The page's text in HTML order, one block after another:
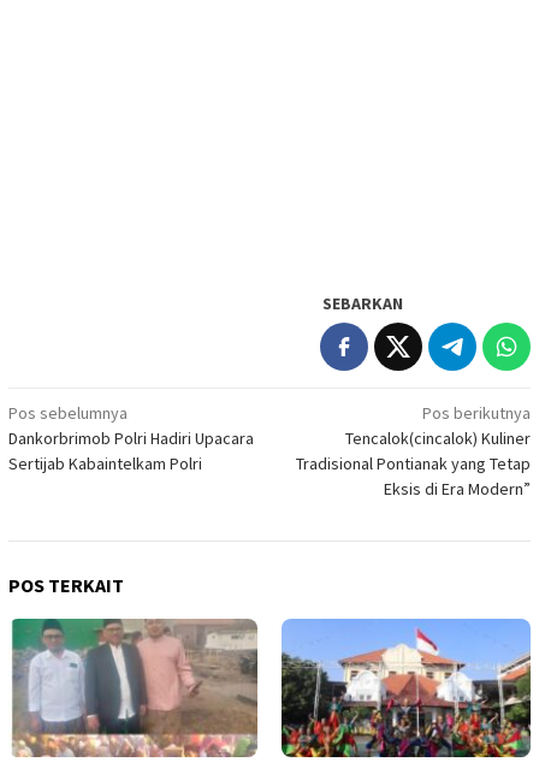
SEBARKAN
Navigasi
pos
Pos sebelumnya
Dankorbrimob Polri Hadiri Upacara
Sertijab Kabaintelkam Polri
Pos berikutnya
Tencalok(cincalok) Kuliner
Tradisional Pontianak yang Tetap
Eksis di Era Modern”
POS TERKAIT